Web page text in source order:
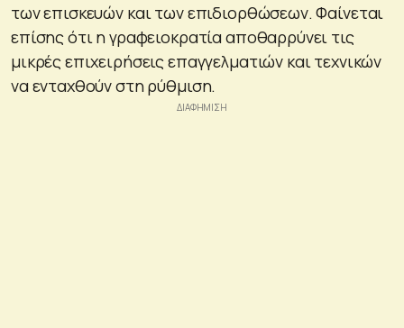
των επισκευών και των επιδιορθώσεων. Φαίνεται
επίσης ότι η γραφειοκρατία αποθαρρύνει τις
μικρές επιχειρήσεις επαγγελματιών και τεχνικών
να ενταχθούν στη ρύθμιση.